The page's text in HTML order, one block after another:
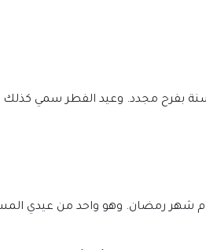
سنة بفرح مجدد. وعيد الفطر سمي
شهر رمضان. وهو واحد من عيدي